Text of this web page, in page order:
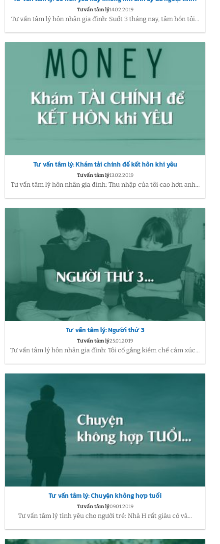
Tư vấn tâm lý14.02.2019
Tư vấn tâm lý hôn nhân gia đình: Suốt 3 tháng nay, tâm hồn tôi...
Tư vấn tâm lý: Khám tài chính để kết hôn khi yêu
Tư vấn tâm lý13.02.2019
Tư vấn tâm lý hôn nhân gia đình: Thu nhập của tôi cao hơn anh...
Tư vấn tâm lý: Người thứ 3
Tư vấn tâm lý25.01.2019
Tư vấn tâm lý hôn nhân gia đình: Tôi cố gắng kiềm chế cảm xúc...
Tư vấn tâm lý: Chuyện không hợp tuổi
Tư vấn tâm lý09.01.2019
Tư vấn tâm lý tình yêu cho người trẻ: Nhà H rất giàu có và...